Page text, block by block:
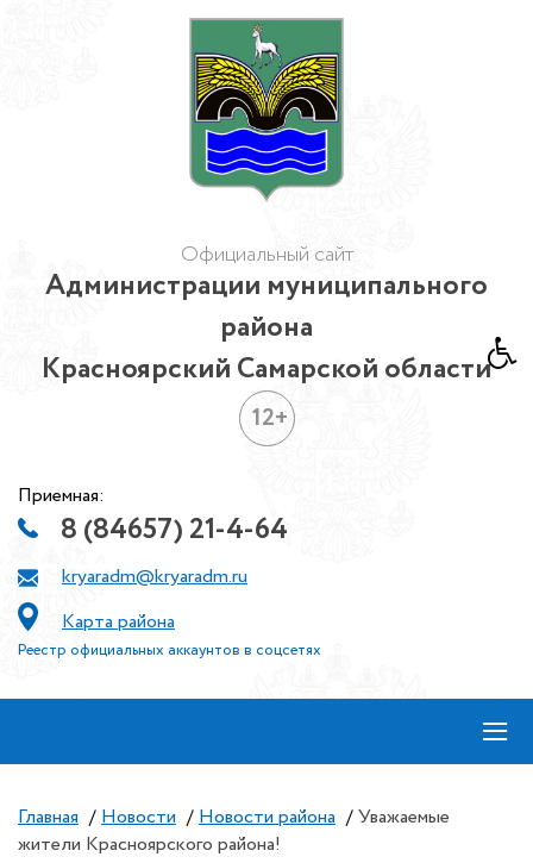
Официальный сайт
Администрации муниципального
района
Красноярский Самарской области
12+
Приемная:
8 (84657) 21-4-64
kryaradm@kryaradm.ru
Карта района
Реестр официальных аккаунтов в соцсетях
≡
Главная / Новости / Новости района / Уважаемые
жители Красноярского района!